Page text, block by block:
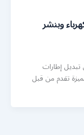
كراج كهرباء وبنشر
إطارات
تقدم من قبل